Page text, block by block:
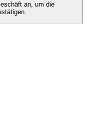
an, um die